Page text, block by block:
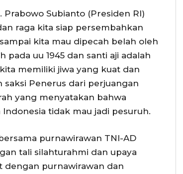
Subianto (Presiden RI)
raga kita siap persembahkan
kita mau dipecah belah oleh
uu 1945 dan santi aji adalah
memiliki jiwa yang kuat dan
Penerus dari perjuangan
yang menyatakan bahwa
tidak mau jadi pesuruh.
purnawirawan TNI-AD
tali silahturahmi dan upaya
dengan purnawirawan dan